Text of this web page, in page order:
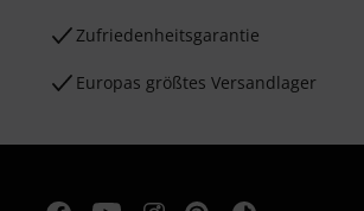
Zufriedenheitsgarantie
Europas größtes Versandlager